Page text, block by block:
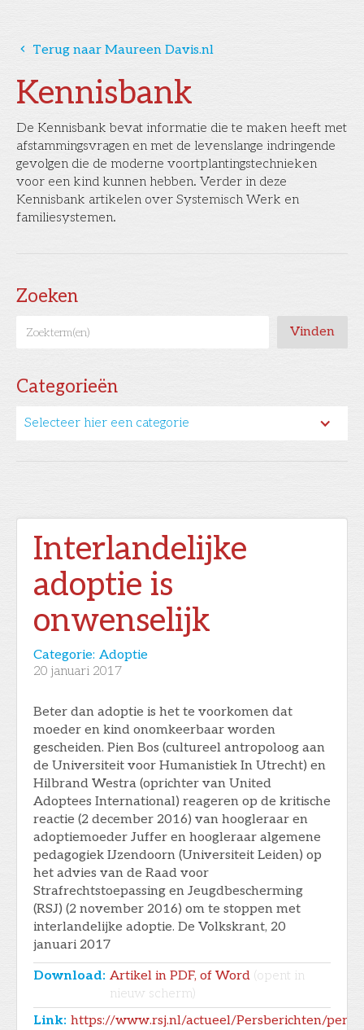
Kennisbank
De Kennisbank bevat informatie die te maken heeft met
afstammingsvragen en met de levenslange indringende
gevolgen die de moderne voortplantingstechnieken
voor een kind kunnen hebben. Verder in deze
Kennisbank artikelen over Systemisch Werk en
familiesystemen.
Zoeken
Categorieën
Selecteer hier een categorie
󰅁 Terug naar Maureen Davis.nl
Interlandelijke
adoptie is
onwenselijk
Categorie: Adoptie
20 januari 2017
Beter dan adoptie is het te voorkomen dat
moeder en kind onomkeerbaar worden
gescheiden. Pien Bos (cultureel antropoloog aan
de Universiteit voor Humanistiek In Utrecht) en
Hilbrand Westra (oprichter van United
Adoptees International) reageren op de kritische
reactie (2 december 2016) van hoogleraar en
adoptiemoeder Juffer en hoogleraar algemene
pedagogiek IJzendoorn (Universiteit Leiden) op
het advies van de Raad voor
Strafrechtstoepassing en Jeugdbescherming
(RSJ) (2 november 2016) om te stoppen met
interlandelijke adoptie. De Volkskrant, 20
januari 2017
Download: Artikel in PDF, of Word (opent in
nieuw scherm)
Link: https://www.rsj.nl/actueel/Persberichten/